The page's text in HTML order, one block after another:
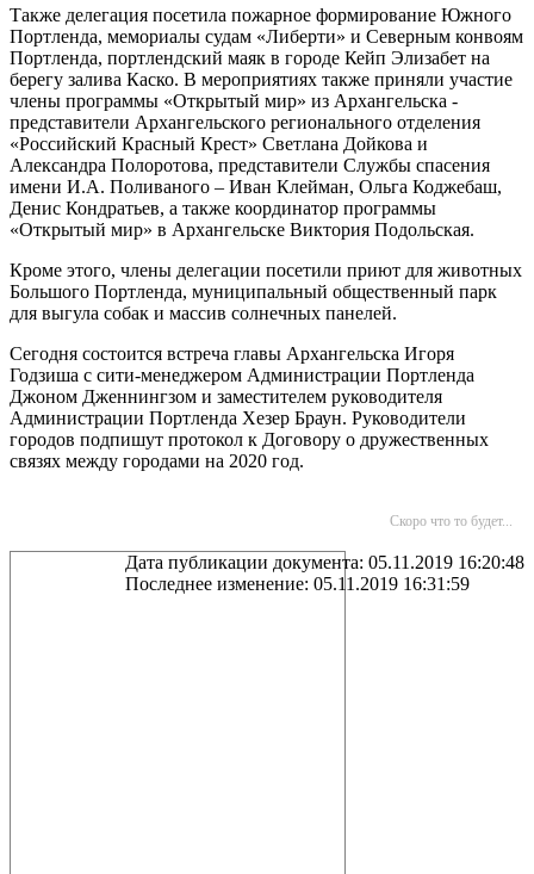
Также делегация посетила пожарное формирование Южного
Портленда, мемориалы судам «Либерти» и Северным конвоям
Портленда, портлендский маяк в городе Кейп Элизабет на
берегу залива Каско. В мероприятиях также приняли участие
члены программы «Открытый мир» из Архангельска -
представители Архангельского регионального отделения
«Российский Красный Крест» Светлана Дойкова и
Александра Полоротова, представители Службы спасения
имени И.А. Поливаного – Иван Клейман, Ольга Коджебаш,
Денис Кондратьев, а также координатор программы
«Открытый мир» в Архангельске Виктория Подольская.
Кроме этого, члены делегации посетили приют для животных
Большого Портленда, муниципальный общественный парк
для выгула собак и массив солнечных панелей.
Сегодня состоится встреча главы Архангельска Игоря
Годзиша с сити-менеджером Администрации Портленда
Джоном Дженнингзом и заместителем руководителя
Администрации Портленда Хезер Браун. Руководители
городов подпишут протокол к Договору о дружественных
связях между городами на 2020 год.
Скоро что то будет...
Дата публикации документа: 05.11.2019 16:20:48
Последнее изменение: 05.11.2019 16:31:59